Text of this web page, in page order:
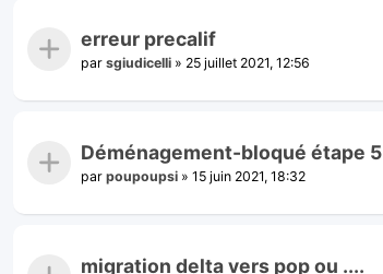
erreur precalif
par sgiudicelli » 25 juillet 2021, 12:56
Déménagement-bloqué étape 5
par poupoupsi » 15 juin 2021, 18:32
migration delta vers pop ou ....